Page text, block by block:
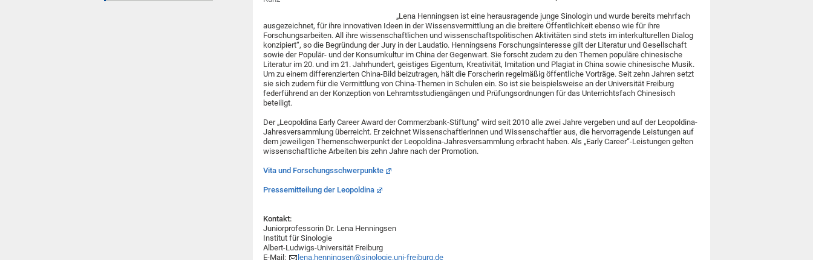
„Lena Henningsen ist eine herausragende junge Sinologin und wurde bereits mehrfach
ausgezeichnet, für ihre innovativen Ideen in der Wissensvermittlung an die breitere Öffentlichkeit ebenso wie für ihre
Forschungsarbeiten. All ihre wissenschaftlichen und wissenschaftspolitischen Aktivitäten sind stets im interkulturellen Dialog
konzipiert“, so die Begründung der Jury in der Laudatio. Henningsens Forschungsinteresse gilt der Literatur und Gesellschaft
sowie der Populär- und der Konsumkultur im China der Gegenwart. Sie forscht zudem zu den Themen populäre chinesische
Literatur im 20. und im 21. Jahrhundert, geistiges Eigentum, Kreativität, Imitation und Plagiat in China sowie chinesische Musik.
Um zu einem differenzierten China-Bild beizutragen, hält die Forscherin regelmäßig öffentliche Vorträge. Seit zehn Jahren setzt
sie sich zudem für die Vermittlung von China-Themen in Schulen ein. So ist sie beispielsweise an der Universität Freiburg
federführend an der Konzeption von Lehramtsstudiengängen und Prüfungsordnungen für das Unterrichtsfach Chinesisch
beteiligt.
Der „Leopoldina Early Career Award der Commerzbank-Stiftung“ wird seit 2010 alle zwei Jahre vergeben und auf der Leopoldina-
Jahresversammlung überreicht. Er zeichnet Wissenschaftlerinnen und Wissenschaftler aus, die hervorragende Leistungen auf
dem jeweiligen Themenschwerpunkt der Leopoldina-Jahresversammlung erbracht haben. Als „Early Career“-Leistungen gelten
wissenschaftliche Arbeiten bis zehn Jahre nach der Promotion.
Vita und Forschungsschwerpunkte
Pressemitteilung der Leopoldina
Kontakt:
Juniorprofessorin Dr. Lena Henningsen
Institut für Sinologie
Albert-Ludwigs-Universität Freiburg
E-Mail:
lena.henningsen@sinologie.uni-freiburg.de